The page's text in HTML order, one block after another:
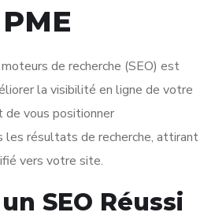
de recherche (SEO) est
la visibilité en ligne de votre
de vous positionner
les résultats de recherche, attirant
vers votre site.
SEO Réussi